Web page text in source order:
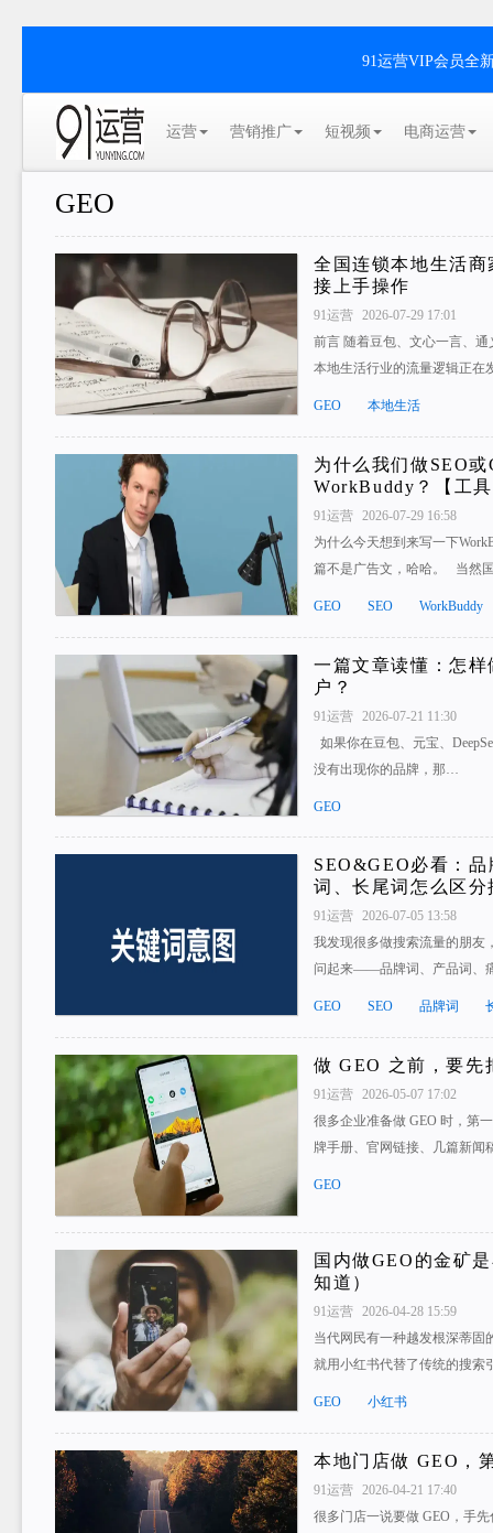
91运营VIP会员全
运营 营销推广 短视频 电商运营
GEO
全国连锁本地生活
接上手操作
91运营 2026-07-29 17:01
前言 随着豆包、文心一言、
本地生活行业的流量逻辑正
GEO 本地生活
为什么我们做SEO
WorkBuddy？【工
91运营
2026-07-29 16:58
为什么今天想到来写一下
篇不是广告文，哈哈。 当然
GEO SEO WorkBuddy
一篇文章读懂：怎
户？
91运营
2026-07-21 11:30
如果你在豆包、元宝、
没有出现你的品牌，那…
GEO
SEO&GEO必看：
词、长尾词怎么区
91运营 2026-07-05 13:58
我发现很多做搜索流量的朋友
问起来——品牌词、产品词、
GEO SEO 品牌词
做 GEO 之前，要先
91运营 2026-05-07 17:02
很多企业准备做 GEO 时，第
牌手册、官网链接、几篇新
GEO
国内做GEO的金矿
知道）
91运营 2026-04-28 15:59
当代网民有一种越发根深蒂
就用小红书代替了传统的搜
GEO 小红书
本地门店做 GEO，
91运营 2026-04-21 17:40
很多门店一说要做 GEO，手